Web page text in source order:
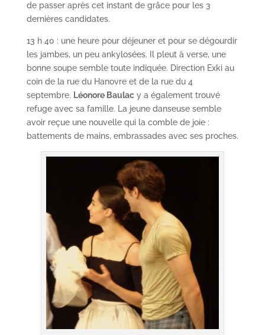
de passer après cet instant de grâce pour les 3
dernières candidates.
13 h 40 : une heure pour déjeuner et pour se dégourdir
les jambes, un peu ankylosées. Il pleut à verse, une
bonne soupe semble toute indiquée. Direction Exki au
coin de la rue du Hanovre et de la rue du 4
septembre. Léonore Baulacy a également trouvé
refuge avec sa famille. La jeune danseuse semble
avoir reçue une nouvelle qui la comble de joie :
battements de mains, embrassades avec ses proches.